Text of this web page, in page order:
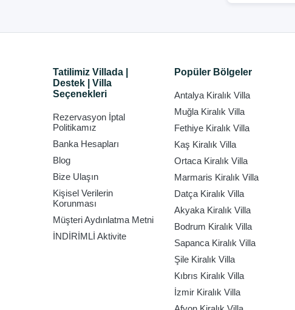
Tatilimiz Villada |
Destek | Villa
Seçenekleri
Rezervasyon İptal
Politikamız
Banka Hesapları
Blog
Bize Ulaşın
Kişisel Verilerin
Korunması
Müşteri Aydınlatma Metni
İNDİRİMLİ Aktivite
Popüler Bölgeler
Antalya Kiralık Villa
Muğla Kiralık Villa
Fethiye Kiralık Villa
Kaş Kiralık Villa
Ortaca Kiralık Villa
Marmaris Kiralık Villa
Datça Kiralık Villa
Akyaka Kiralık Villa
Bodrum Kiralık Villa
Sapanca Kiralık Villa
Şile Kiralık Villa
Kıbrıs Kiralık Villa
İzmir Kiralık Villa